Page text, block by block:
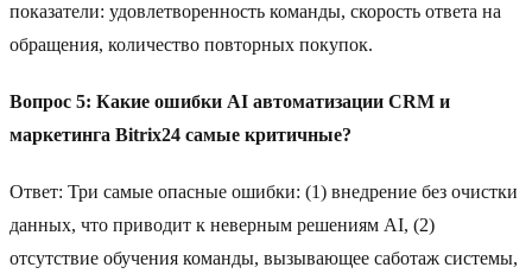
показатели: удовлетворенность команды, скорость ответа на
обращения, количество повторных покупок.
Вопрос 5: Какие ошибки AI автоматизации CRM и
маркетинга Bitrix24 самые критичные?
Ответ: Три самые опасные ошибки: (1) внедрение без очистки
данных, что приводит к неверным решениям AI, (2)
отсутствие обучения команды, вызывающее саботаж системы,